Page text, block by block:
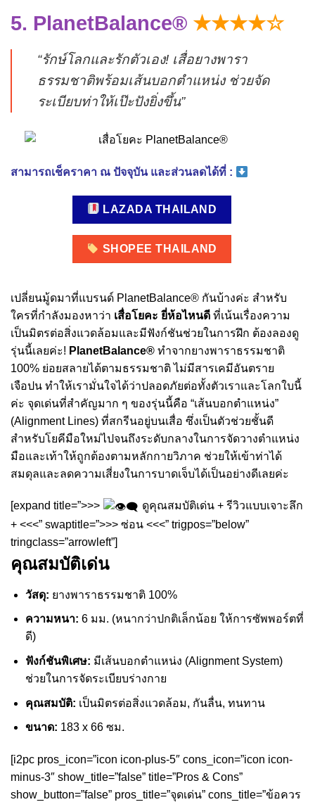
5. PlanetBalance® ★★★★☆
“รักษ์โลกและรักตัวเอง! เสื่อยางพารา
ธรรมชาติพร้อมเส้นบอกตำแหน่ง ช่วยจัด
ระเบียบท่าให้เป๊ะปังยิ่งขึ้น”
สามารถเช็คราคา ณ ปัจจุบัน และส่วนลดได้ที่ :
LAZADA THAILAND
SHOPEE THAILAND
เปลี่ยนมู้ดมาที่แบรนด์ PlanetBalance® กันบ้างค่ะ สำหรับ
ใครที่กำลังมองหาว่า เสื่อโยคะ ยี่ห้อไหนดี ที่เน้นเรื่องความ
เป็นมิตรต่อสิ่งแวดล้อมและมีฟังก์ชันช่วยในการฝึก ต้องลองดู
รุ่นนี้เลยค่ะ! PlanetBalance® ทำจากยางพาราธรรมชาติ
100% ย่อยสลายได้ตามธรรมชาติ ไม่มีสารเคมีอันตราย
เจือปน ทำให้เรามั่นใจได้ว่าปลอดภัยต่อทั้งตัวเราและโลกใบนี้
ค่ะ จุดเด่นที่สำคัญมาก ๆ ของรุ่นนี้คือ “เส้นบอกตำแหน่ง”
(Alignment Lines) ที่สกรีนอยู่บนเสื่อ ซึ่งเป็นตัวช่วยชั้นดี
สำหรับโยคีมือใหม่ไปจนถึงระดับกลางในการจัดวางตำแหน่ง
มือและเท้าให้ถูกต้องตามหลักกายวิภาค ช่วยให้เข้าท่าได้
สมดุลและลดความเสี่ยงในการบาดเจ็บได้เป็นอย่างดีเลยค่ะ
[expand title=”>>>
ดูคุณสมบัติเด่น + รีวิวแบบเจาะลึก
+ <<<” swaptitle=”>>> ซ่อน <<<” trigpos=”below”
tringclass=”arrowleft”]
คุณสมบัติเด่น
วัสดุ: ยางพาราธรรมชาติ 100%
ความหนา: 6 มม. (หนากว่าปกติเล็กน้อย ให้การซัพพอร์ตที่
ดี)
ฟังก์ชันพิเศษ: มีเส้นบอกตำแหน่ง (Alignment System)
ช่วยในการจัดระเบียบร่างกาย
คุณสมบัติ: เป็นมิตรต่อสิ่งแวดล้อม, กันลื่น, ทนทาน
ขนาด: 183 x 66 ซม.
[i2pc pros_icon=”icon icon-plus-5″ cons_icon=”icon icon-
minus-3″ show_title=”false” title=”Pros & Cons”
show_button=”false” pros_title=”จุดเด่น” cons_title=”ข้อควร